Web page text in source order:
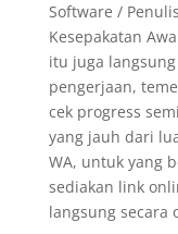
Software /
Kesepakatan
itu juga
pengerjaan,
cek progress
yang jauh dari
WA, untuk yang
sediakan link
langsung secara